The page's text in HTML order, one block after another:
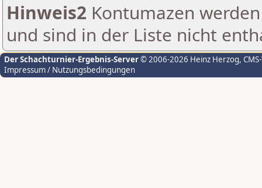
Hinweis2 Kontumazen
und sind in der Liste nicht
Der Schachturnier-Ergebnis-Server© 2006-2026 Heinz Herzog,
Impressum / Nutzungsbedingungen